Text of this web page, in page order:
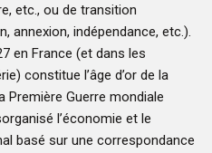
etc., ou de transition
annexion, indépendance, etc.).
en France (et dans les
constitue l’âge d’or de la
Première Guerre mondiale
l’économie et le
basé sur une correspondance